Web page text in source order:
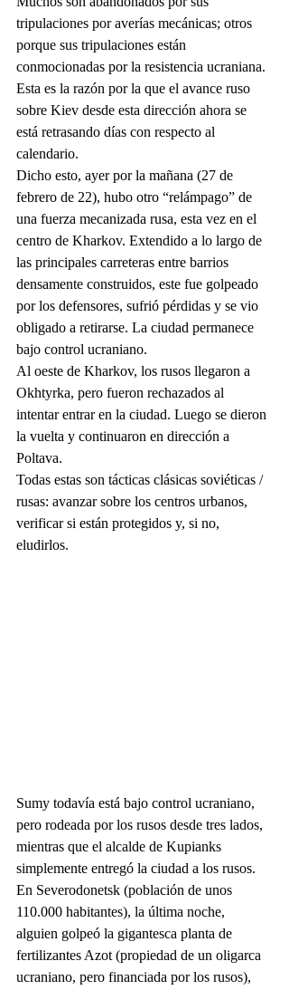
tripulaciones por averías mecánicas; otros
porque sus tripulaciones están
conmocionadas por la resistencia ucraniana.
Esta es la razón por la que el avance ruso
sobre Kiev desde esta dirección ahora se
está retrasando días con respecto al
calendario.
Dicho esto, ayer por la mañana (27 de
febrero de 22), hubo otro “relámpago” de
una fuerza mecanizada rusa, esta vez en el
centro de Kharkov. Extendido a lo largo de
las principales carreteras entre barrios
densamente construidos, este fue golpeado
por los defensores, sufrió pérdidas y se vio
obligado a retirarse. La ciudad permanece
bajo control ucraniano.
Al oeste de Kharkov, los rusos llegaron a
Okhtyrka, pero fueron rechazados al
intentar entrar en la ciudad. Luego se dieron
la vuelta y continuaron en dirección a
Poltava.
Todas estas son tácticas clásicas soviéticas /
rusas: avanzar sobre los centros urbanos,
verificar si están protegidos y, si no,
eludirlos.
Sumy todavía está bajo control ucraniano,
pero rodeada por los rusos desde tres lados,
mientras que el alcalde de Kupianks
simplemente entregó la ciudad a los rusos.
En Severodonetsk (población de unos
110.000 habitantes), la última noche,
alguien golpeó la gigantesca planta de
fertilizantes Azot (propiedad de un oligarca
ucraniano, pero financiada por los rusos),